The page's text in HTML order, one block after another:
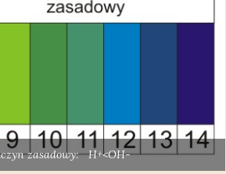
zasadowy: H+<OH-